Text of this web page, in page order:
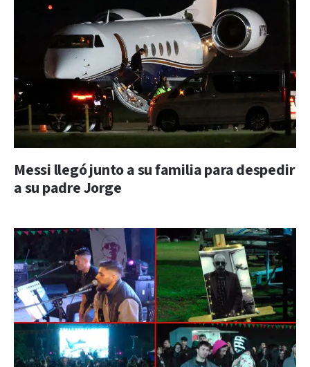
Messi llegó junto a su familia para despedir
a su padre Jorge